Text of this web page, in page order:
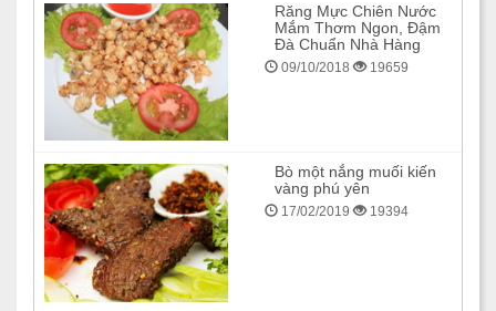
Răng Mực Chiên Nước
Mắm Thơm Ngon, Đậm
Đà Chuẩn Nhà Hàng
09/10/2018 19659
Bò một nắng muối kiến
vàng phú yên
17/02/2019 19394